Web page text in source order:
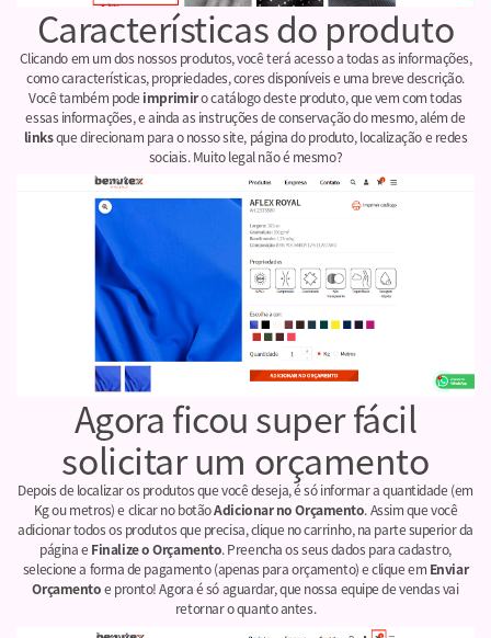
Características do produto
Clicando em um dos nossos produtos, você terá acesso a todas as informações,
como características, propriedades, cores disponíveis e uma breve descrição.
Você também pode imprimiro catálogo deste produto, que vem com todas
essas informações, e ainda as instruções de conservação do mesmo, além de
linksque direcionam para o nosso site, página do produto, localização e redes
sociais. Muito legal não é mesmo?
Agora ficou super fácil
solicitar um orçamento
Depois de localizar os produtos que você deseja, é só informar a quantidade (em
Kg ou metros) e clicar no botãoAdicionar no Orçamento. Assim que você
adicionar todos os produtos que precisa, clique no carrinho, na parte superior da
página e Finalize o Orçamento. Preencha os seus dados para cadastro,
selecione a forma de pagamento (apenas para orçamento) e clique em Enviar
Orçamentoe pronto! Agora é só aguardar, que nossa equipe de vendas vai
retornar o quanto antes.